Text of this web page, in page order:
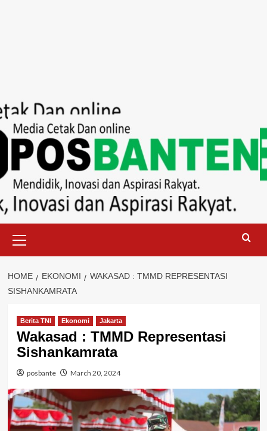
to
content
Menu
HOME EKONOMI
WAKASAD : TMMD REPRESENTASI
SISHANKAMRATA
Berita TNI Ekonomi Jakarta
Wakasad : TMMD Representasi
Sishankamrata
posbante March 20, 2024